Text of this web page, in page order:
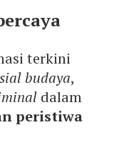
terkini
budaya,
dalam
peristiwa